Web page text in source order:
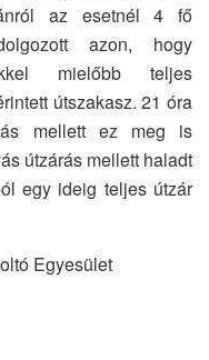
az esetnél 4 fő
azon, hogy
mielőbb teljes
útszakasz. 21 óra
mellett ez meg is
útzárás mellett haladt
egy ideig teljes útzár
Egyesület